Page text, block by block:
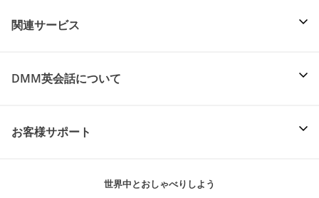
関連サービス
DMM英会話について
お客様サポート
世界中とおしゃべりしよう